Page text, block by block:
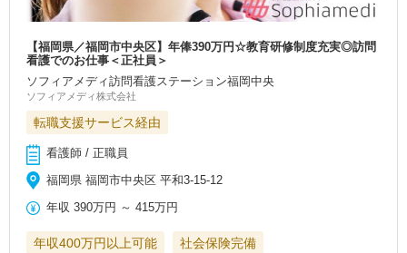
【福岡県／福岡市中央区】年俸390万円☆教育研修制度充実◎訪問
看護でのお仕事＜正社員＞
ソフィアメディ訪問看護ステーション福岡中央
ソフィアメディ株式会社
転職支援サービス経由
看護師 / 正職員
福岡県 福岡市中央区 平和3-15-12
年収 390万円 ～415万円
年収400万円以上可能
社会保険完備